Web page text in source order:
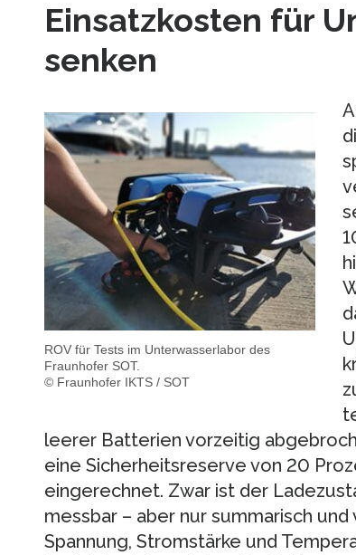
Einsatzkosten für
senken
ROV für Tests im Unterwasserlabor des
Fraunhofer SOT.
© Fraunhofer IKTS / SOT
leerer Batterien vorzeitig
eine Sicherheitsreserve von 20
eingerechnet. Zwar ist der
messbar – aber nur summarisch
Spannung, Stromstärke und